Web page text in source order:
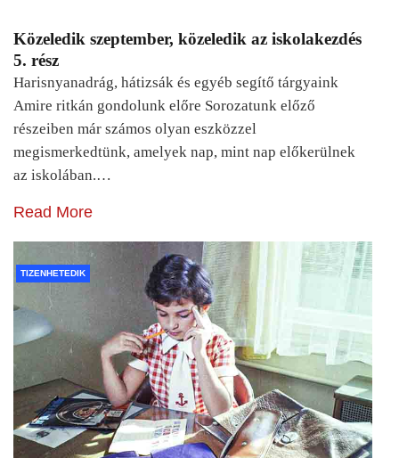
Közeledik szeptember, közeledik az iskolakezdés
5. rész
Harisnyanadrág, hátizsák és egyéb segítő tárgyaink
Amire ritkán gondolunk előre Sorozatunk előző
részeiben már számos olyan eszközzel
megismerkedtünk, amelyek nap, mint nap előkerülnek
az iskolában.…
Read More
TIZENHETEDIK